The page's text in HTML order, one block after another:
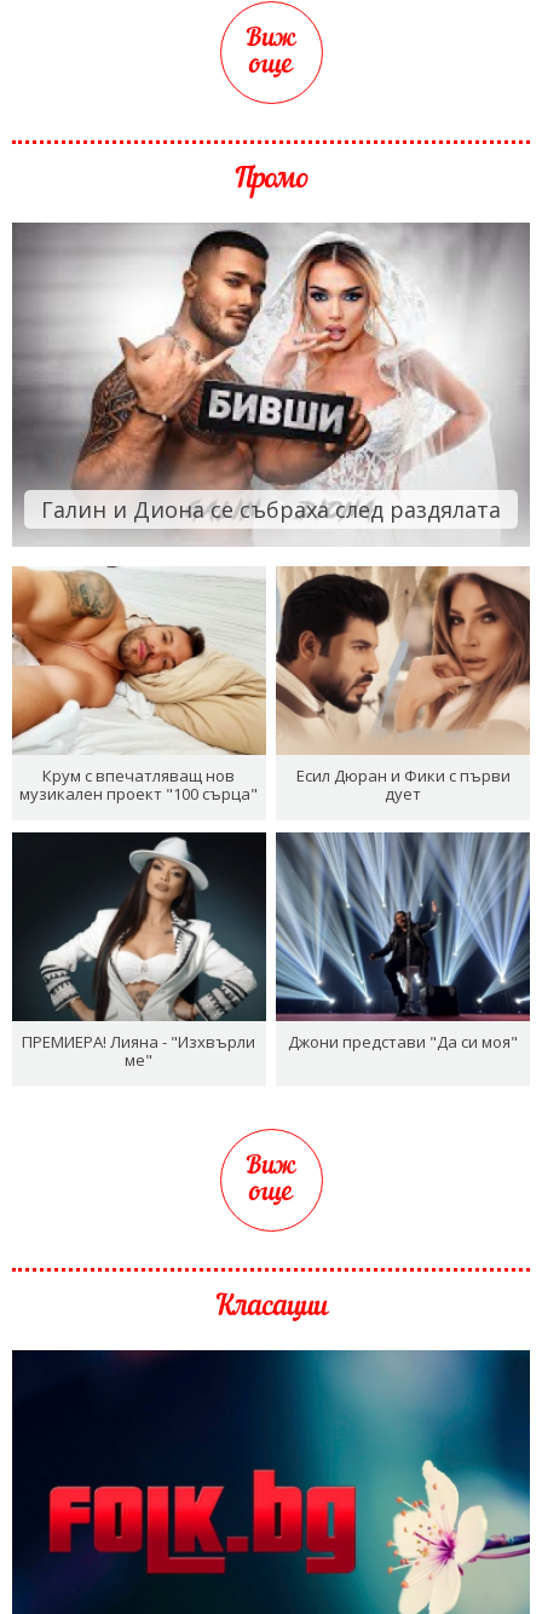
Виж
още
Промо
Галин и Диона се събраха след раздялата
Крум с впечатляващ нов
музикален проект "100 сърца"
Есил Дюран и Фики с първи
дует
ПРЕМИЕРА! Лияна - "Изхвърли
ме"
Джони представи "Да си моя"
Виж
още
Класации